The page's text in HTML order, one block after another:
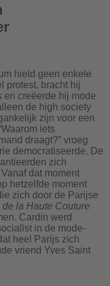
hield geen enkele
protest, bracht hij
en creëerde hij mode
de high society
zijn voor een
iets
draagt?” vroeg
democratiseerde. De
zich
dat moment
hetzelfde moment
zich door de Parijse
la Haute Couture
Cardin werd
in de mode-
heel Parijs zich
vriend Yves Saint